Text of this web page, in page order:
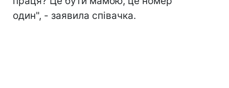
один", - заявила співачка.